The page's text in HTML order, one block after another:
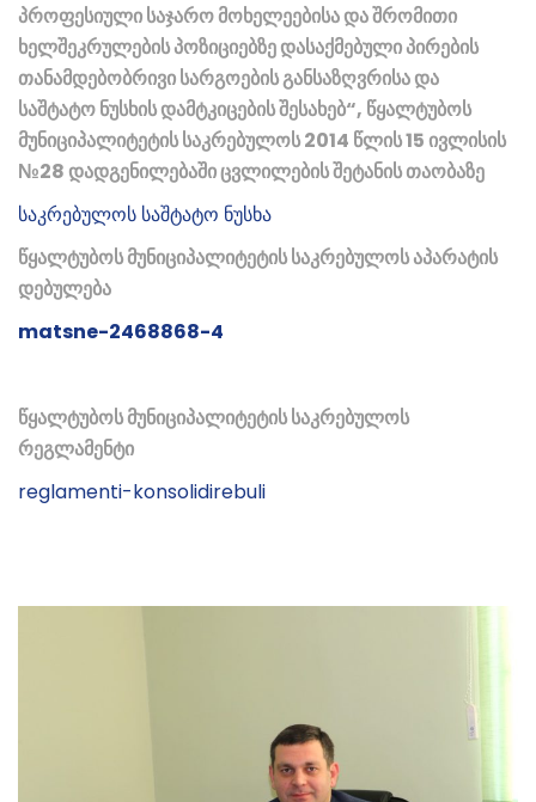
პროფესიული საჯარო მოხელეებისა და შრომითი
ხელშეკრულების პოზიციებზე დასაქმებული პირების
თანამდებობრივი სარგოების განსაზღვრისა და
საშტატო ნუსხის დამტკიცების შესახებ“, წყალტუბოს
მუნიციპალიტეტის საკრებულოს 2014 წლის 15 ივლისის
№28 დადგენილებაში ცვლილების შეტანის თაობაზე
საკრებულოს საშტატო ნუსხა
წყალტუბოს მუნიციპალიტეტის საკრებულოს აპარატის
დებულება
matsne-2468868-4
წყალტუბოს მუნიციპალიტეტის საკრებულოს
რეგლამენტი
reglamenti-konsolidirebuli